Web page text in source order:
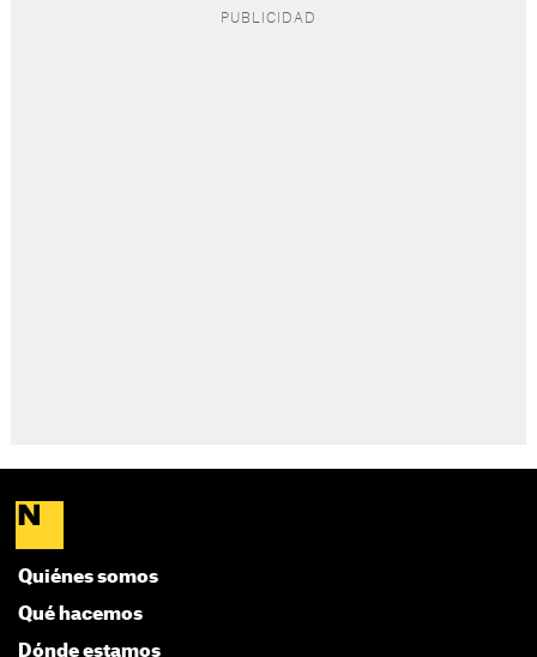
Quiénes somos
Qué hacemos
Dónde estamos